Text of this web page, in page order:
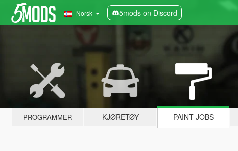
Norsk 5mods on Discord
PROGRAMMER KJØRETØY PAINT JOBS